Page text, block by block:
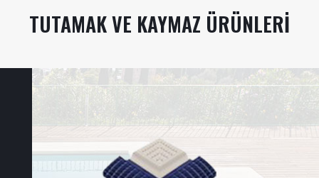
TUTAMAK VE KAYMAZ ÜRÜNLERI